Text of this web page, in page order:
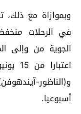
وبموازاة مع ذلك،
في الرحلات
الجوية من وإلى
و(الناظور-
أسبوعيا.